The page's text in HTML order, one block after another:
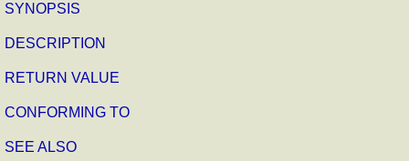
SYNOPSIS
DESCRIPTION
RETURN VALUE
CONFORMING TO
SEE ALSO